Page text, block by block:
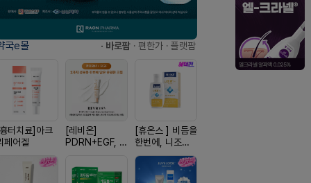
국e몰 · 바로팜 · 편한가 · 플랫팜
터치료]아크
페어겔
[레비온]
PDRN+EGF, 레
EGF 크림
[휴온스 ] 비듬을
한번에, 니조랄
2%액